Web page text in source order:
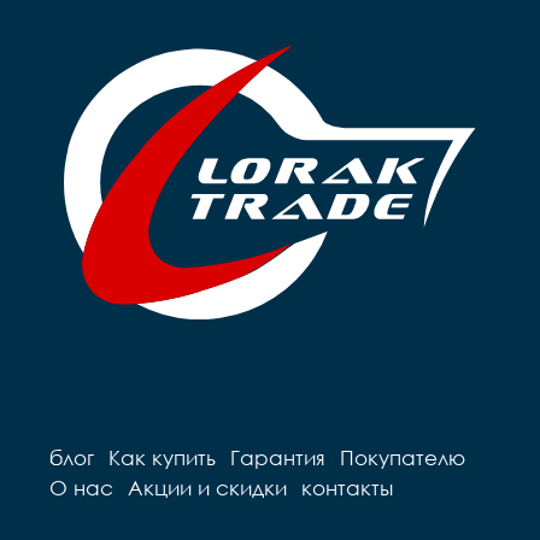
механика ротор 160мм
Покрышки		Wanda
26"
Втулки		сталь
Обода		ALLOY
двойной высокий
Рулевая		FP
безрезьбовая
Вынос		сталь
Руль		steel широкий
Грипсы		black
Седло		black
Педали		пластиковые
Подседельный штырь
Втулки		сталь
Обода		ALLOY
двойной
Рулевая		FP
безрезьбовая
Вынос		сталь
блог Как купить Гарантия
Покупателю
О нас
Акции и скидки контакты